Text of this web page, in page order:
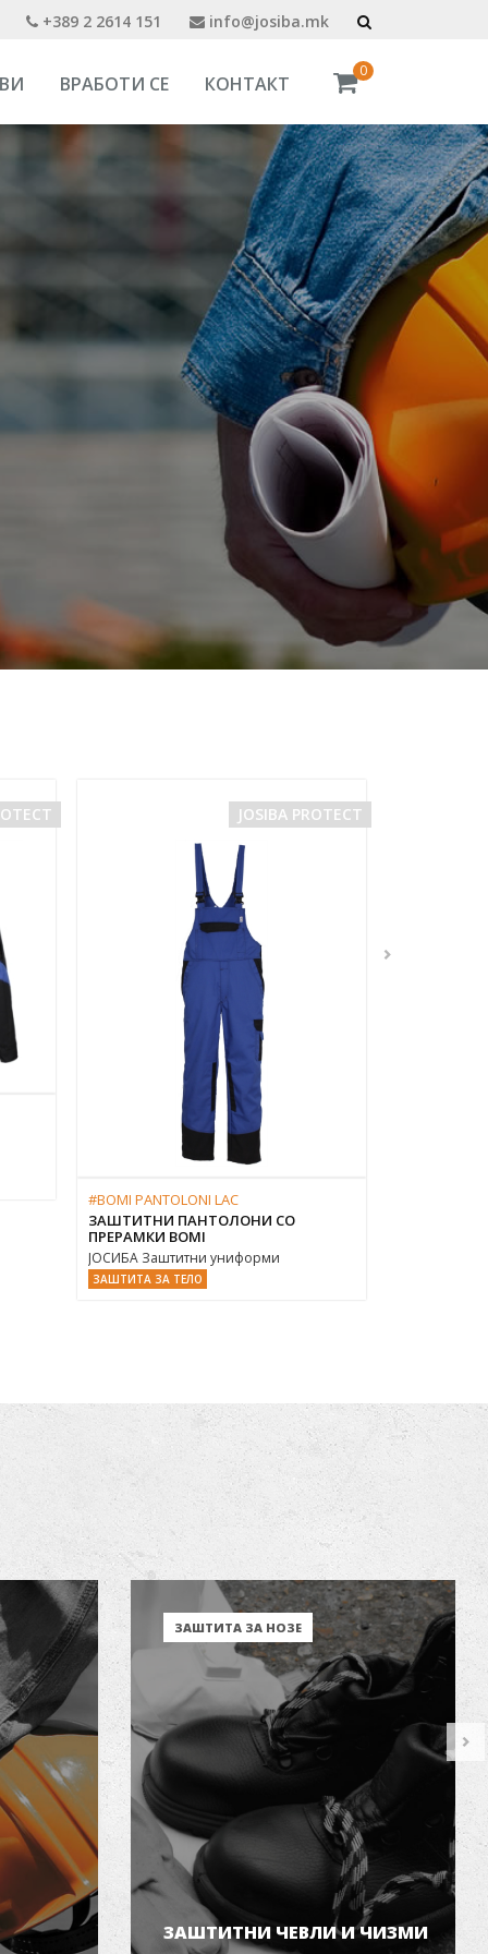
+389 2 2614 151 info@josiba.mk
0
ВРАБОТИ СЕ КОНТАКТ
JOSIBA PROTECT
#BOMI PANTOLONI LAC
ЗАШТИТНИ ПАНТОЛОНИ СО
ПРЕРАМКИ BOMI
ЈОСИБА Заштитни униформи
ЗАШТИТА ЗА ТЕЛО
ЗАШТИТА ЗА НОЗЕ
ЗАШТИТНИ ЧЕВЛИ И ЧИЗМИ